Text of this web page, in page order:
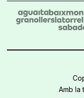
Amb la